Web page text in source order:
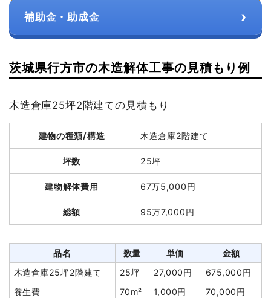
補助金・助成金 ›
茨城県行方市の木造解体工事の見積もり例
木造倉庫25坪2階建ての見積もり
建物の種類/構造 木造倉庫2階建て
坪数 25坪
建物解体費用 67万5,000円
総額 95万7,000円
品名 数量 単価
金額
木造倉庫25坪2階建て
25坪 27,000円
675,000円
養生費
70m² 1,000円
70,000円